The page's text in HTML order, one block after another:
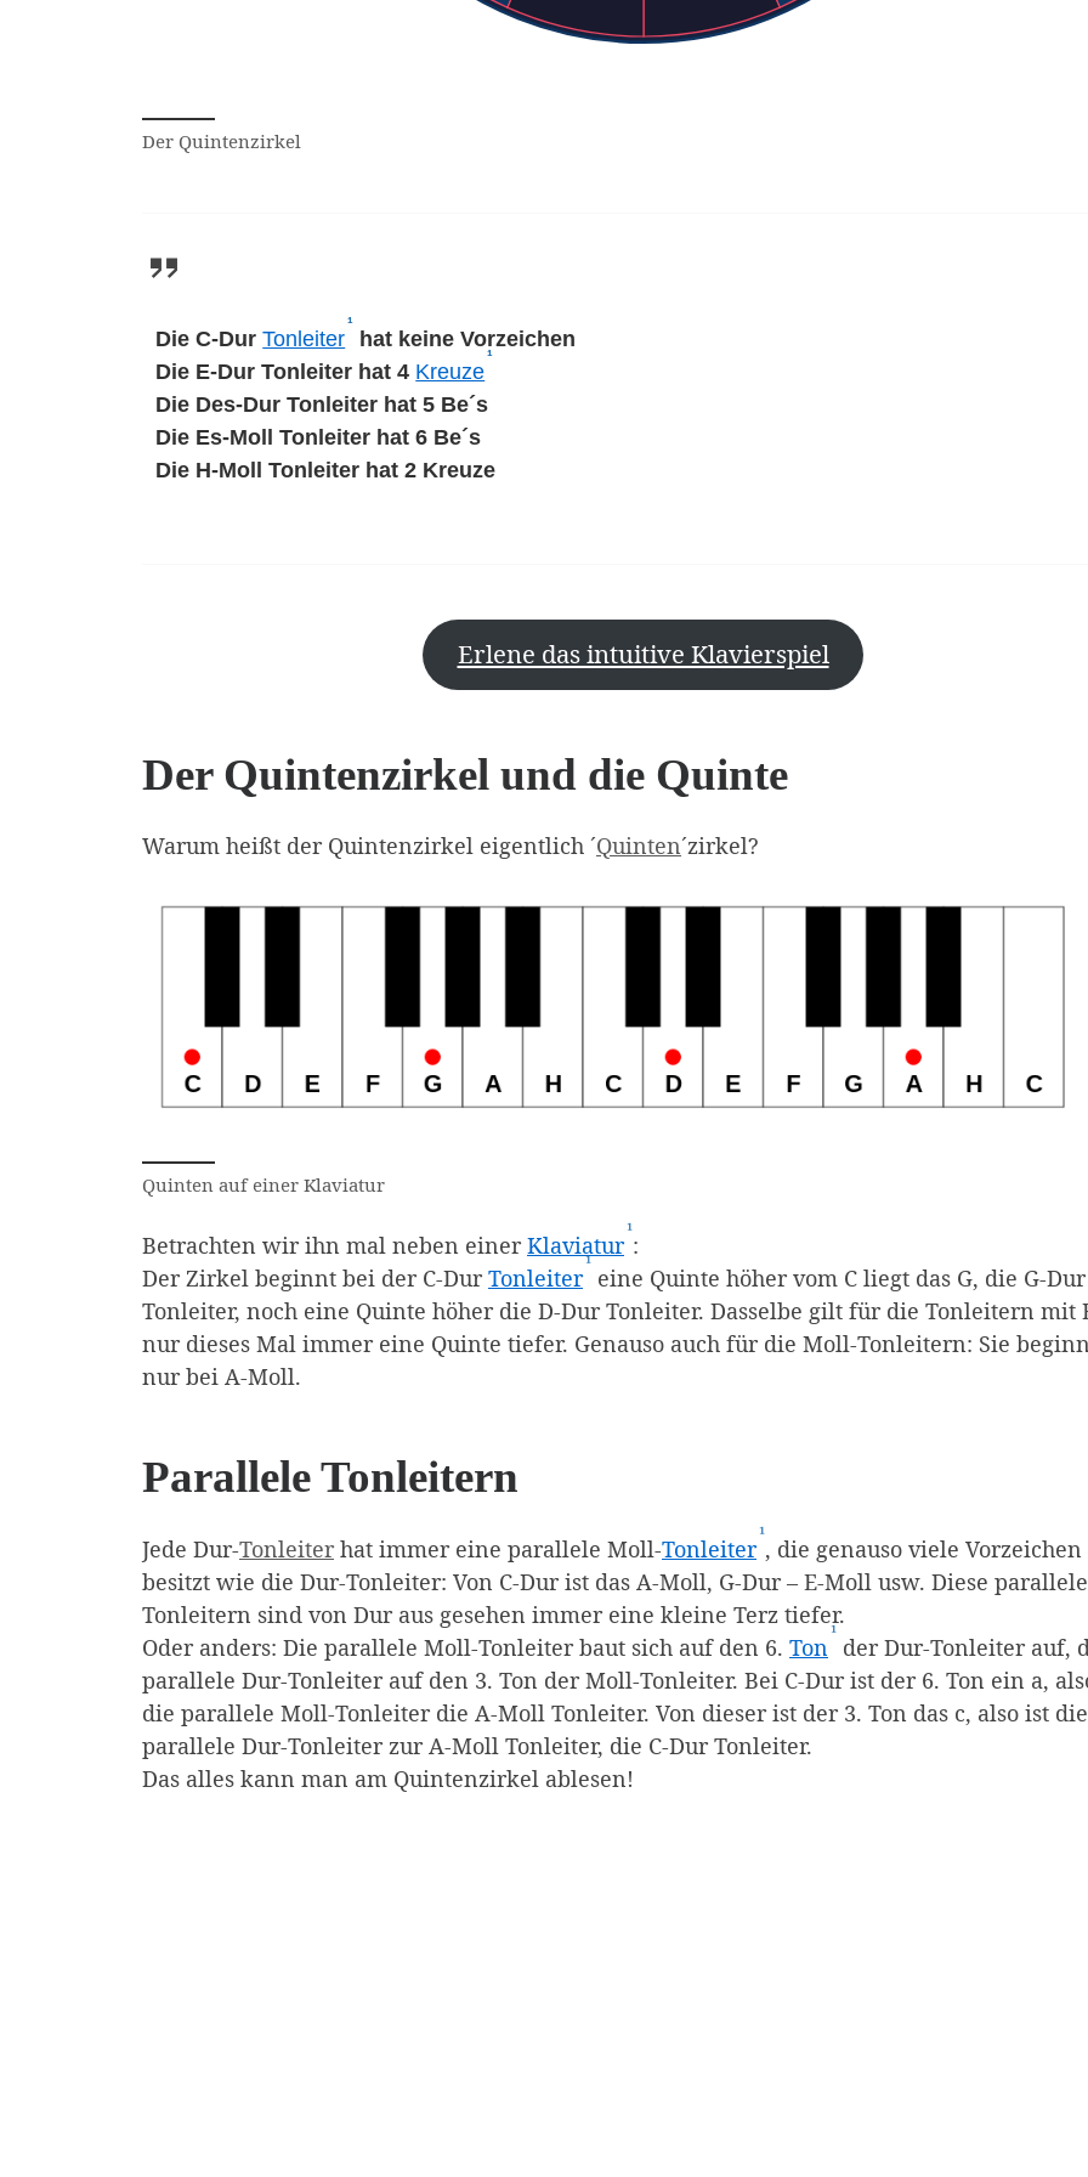
Jede Dur-Tonart hat eine parallele Moll-Tonart mit denselben Vorzeichen.
Der Quintenzirkel
Die C-DurTonleiter(Affiliate-Link)
¹
hat keine Vorzeichen
Die E-Dur Tonleiter hat 4 Kreuze(Affiliate-Link)
¹
Die Des-Dur Tonleiter hat 5 Be´s
Die Es-Moll Tonleiter hat 6 Be´s
Die H-Moll Tonleiter hat 2 Kreuze
Erlene das intuitive Klavierspiel
Der Quintenzirkel und die Quinte
Warum heißt der Quintenzirkel eigentlich ´Quinten´zirkel?
Quinten auf einer Klaviatur
Betrachten wir ihn mal neben einer Klaviatur(Affiliate-Link)
¹:
Der Zirkel beginnt bei der C-Dur Tonleiter(Affiliate-Link)
¹ eine Quinte höher vom C liegt das G, die G-Dur
Tonleiter, noch eine Quinte höher die D-Dur Tonleiter. Dasselbe gilt für die Tonleitern mit
nur dieses Mal immer eine Quinte tiefer. Genauso auch für die Moll-Tonleitern: Sie
nur bei A-Moll.
Parallele Tonleitern
Jede Dur-Tonleiter hat immer eine parallele Moll-Tonleiter(Affiliate-Link)
¹, die genauso viele Vorzeichen
besitzt wie die Dur-Tonleiter: Von C-Dur ist das A-Moll, G-Dur – E-Moll usw. Diese
Tonleitern sind von Dur aus gesehen immer eine kleine Terz tiefer.
Oder anders: Die parallele Moll-Tonleiter baut sich auf den 6. Ton (Affiliate-Link)
¹ der Dur-Tonleiter auf,
parallele Dur-Tonleiter auf den 3. Ton der Moll-Tonleiter. Bei C-Dur ist der 6. Ton ein a,
die parallele Moll-Tonleiter die A-Moll Tonleiter. Von dieser ist der 3. Ton das c, also ist die
parallele Dur-Tonleiter zur A-Moll Tonleiter, die C-Dur Tonleiter.
Das alles kann man am Quintenzirkel ablesen!